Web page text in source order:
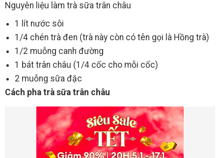
Nguyên liệu làm trà sữa trân châu
1 lít nước sôi
1/4 chén trà đen (trà này còn có tên gọi là Hồng trà)
1/2 muỗng canh đường
1 bát trân châu (1/4 cốc cho mỗi cốc)
2 muỗng sữa đặc
Cách pha trà sữa trân châu